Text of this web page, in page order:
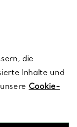
die
Inhalte und
Cookie-